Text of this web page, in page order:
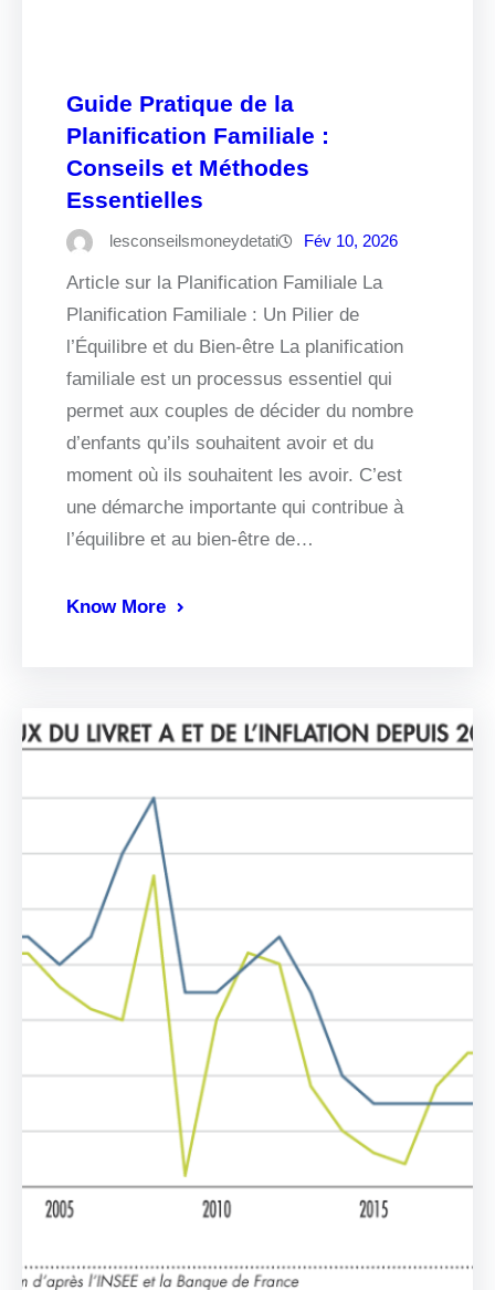
Guide Pratique de la
Planification Familiale :
Conseils et Méthodes
Essentielles
lesconseilsmoneydetati Fév 10, 2026
Article sur la Planification Familiale La
Planification Familiale : Un Pilier de
l’Équilibre et du Bien-être La planification
familiale est un processus essentiel qui
permet aux couples de décider du nombre
d’enfants qu’ils souhaitent avoir et du
moment où ils souhaitent les avoir. C’est
une démarche importante qui contribue à
l’équilibre et au bien-être de…
Know More